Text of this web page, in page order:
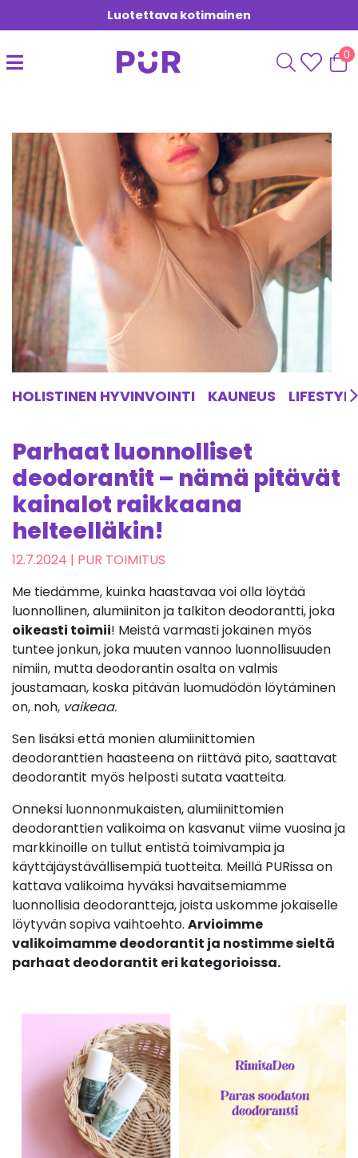
Luotettava kotimainen
0
HOLISTINEN HYVINVOINTI KAUNEUS LIFESTYLE
Parhaat luonnolliset
deodorantit – nämä pitävät
kainalot raikkaana
helteelläkin!
12.7.2024 | PUR TOIMITUS
Me tiedämme, kuinka haastavaa voi olla löytää
luonnollinen, alumiiniton ja talkiton deodorantti, joka
oikeasti toimii! Meistä varmasti jokainen myös
tuntee jonkun, joka muuten vannoo luonnollisuuden
nimiin, mutta deodorantin osalta on valmis
joustamaan, koska pitävän luomudödön löytäminen
on, noh, vaikeaa.
Sen lisäksi että monien alumiinittomien
deodoranttien haasteena on riittävä pito, saattavat
deodorantit myös helposti sutata vaatteita.
Onneksi luonnonmukaisten, alumiinittomien
deodoranttien valikoima on kasvanut viime vuosina ja
markkinoille on tullut entistä toimivampia ja
käyttäjäystävällisempiä tuotteita. Meillä PURissa on
kattava valikoima hyväksi havaitsemiamme
luonnollisia deodorantteja, joista uskomme jokaiselle
löytyvän sopiva vaihtoehto. Arvioimme
valikoimamme deodorantit ja nostimme sieltä
parhaat deodorantit eri kategorioissa.